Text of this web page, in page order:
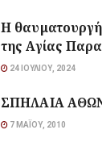
Η
της Αγίας
24 ΙΟΥΛΊΟΥ, 2024
ΣΠΗΛΑΙΑ
7 ΜΑΪ́ΟΥ, 2010